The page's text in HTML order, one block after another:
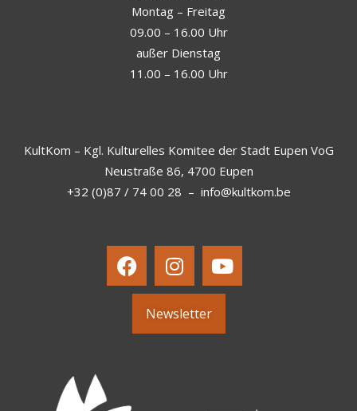
Montag – Freitag
09.00 – 16.00 Uhr
außer Dienstag
11.00 – 16.00 Uhr
KultKom – Kgl. Kulturelles Komitee der Stadt Eupen VoG
Neustraße 86, 4700 Eupen
+32 (0)87 / 74 00 28 – info@kultkom.be
Newsletter